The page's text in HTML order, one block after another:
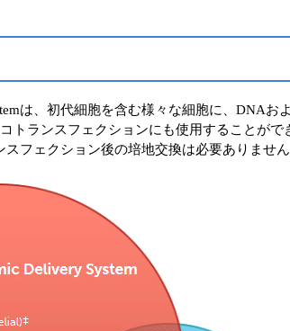
は、初代細胞を含む様々な細胞に、DNA
トランスフェクションにも使用することがで
フェクション後の培地交換は必要ありませ